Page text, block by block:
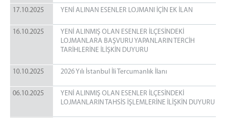
VPN Kullanma Talimatı
Kurumsal E-Posta
Kısayol ve Otomatik Metin İşlemleri
Arıza Takip Sistemi
Kurumiçi Telefon Rehberi
Kurumiçi Telefon Rehberi
17.10.2025 YENİ ALINAN ESENLER LOJMANI İÇİN EK İLAN
16.10.2025
YENİ ALINMIŞ OLAN ESENLER İLÇESİNDEKİ
LOJMANLARA BAŞVURU YAPANLARIN TERCİH
TARİHLERİNE İLİŞKİN DUYURU
10.10.2025 2026 Yılı İstanbul İli Tercumanlık İlanı
06.10.2025
YENİ ALINMIŞ OLAN ESENLER İLÇESİNDEKİ
LOJMANLARIN TAHSİS İŞLEMLERİNE İLİŞKİN DUYURU